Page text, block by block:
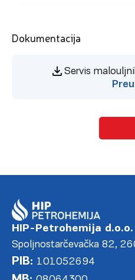
Dokumentacija
Servis
HIP-Petrohemija d.o.o.
Spoljnostarčevačka 82,
PIB: 101052694